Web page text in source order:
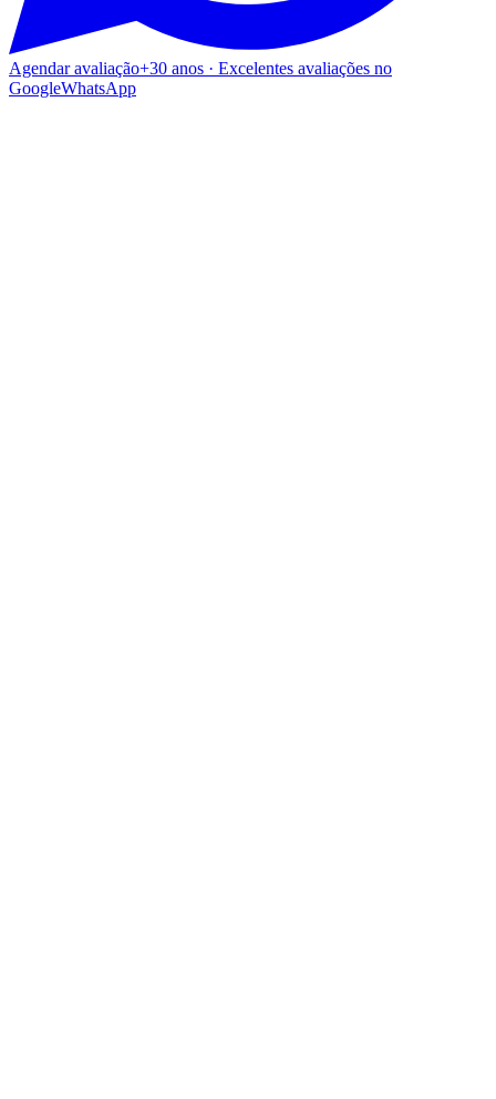
Agendar avaliação+30 anos · Excelentes avaliações no
GoogleWhatsApp